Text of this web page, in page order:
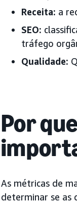
Receita: a
SEO:
tráfego
Qualidade:
Por
As métricas de
determinar se as